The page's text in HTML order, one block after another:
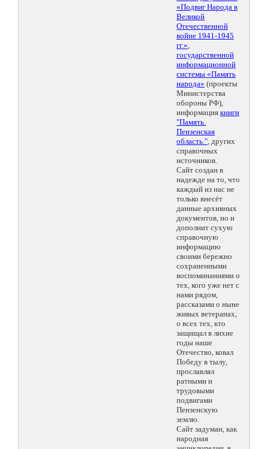
«Подвиг Народа в
Великой
Отечественной
войне 1941-1945
гг.»,
государственной
информационной
системы «Память
народа» (проекты
Министерства
обороны РФ),
информация книги
"Память.
Пензенская
область.", других
справочных
источников.
Сайт создан в
надежде на то, что
каждый из нас не
только внесёт
данные архивных
документов, но и
дополнит сухую
справочную
информацию
своими бережно
сохраненными
воспоминаниями о
тех, кого уже нет с
нами рядом,
рассказами о ныне
живых ветеранах,
о всех тех, кто
защищал в лихие
годы наше
Отечество, ковал
Победу в тылу,
прославлял
ратными и
трудовыми
подвигами
Пензенскую
землю.
Сайт задуман, как
народная